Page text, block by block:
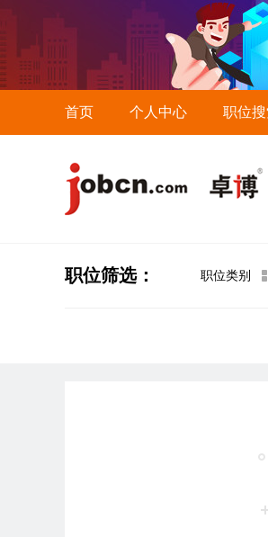
首页 个人中心 职位
职位筛选： 职位类别